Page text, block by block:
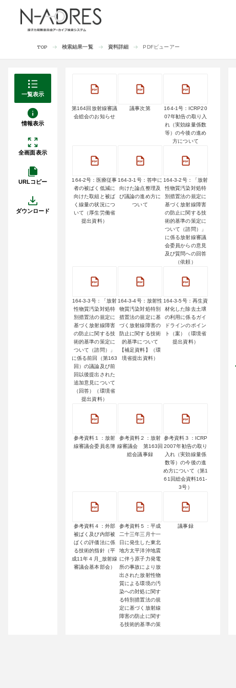
TOP 検索結果一覧 資料詳細 PDFビューアー
一覧表示
情報表示
全画面表示
URLコピー
ダウンロード
第164回放射線審議
会総会のお知らせ
議事次第
164-1号：ICRP20
07年勧告の取り入
れ（実効線量係数
等）の今後の進め
方について
164-2号：医療従事
者の被ばく低減に
向けた取組と被ば
く線量の状況につ
いて（厚生労働省
提出資料）
164-3-1号：答申に
向けた論点整理及
び議論の進め方に
ついて
164-3-2号：「放射
性物質汚染対処特
別措置法の規定に
基づく放射線障害
の防止に関する技
術的基準の策定に
ついて（諮問）」
に係る放射線審議
会委員からの意見
及び質問への回答
（依頼）
164-3-3号：「放射
性物質汚染対処特
別措置法の規定に
基づく放射線障害
の防止に関する技
術的基準の策定に
ついて（諮問）」
に係る前回（第163
回）の議論及び前
回以後提出された
追加意見について
（回答）（環境省
提出資料）
164-3-4号：放射性
物質汚染対処特別
措置法の規定に基
づく放射線障害の
防止に関する技術
的基準について
【補足資料】（環
境省提出資料）
164-3-5号：再生資
材化した除去土壌
の利用に係るガイ
ドラインのポイン
ト（案）（環境省
提出資料）
参考資料１：放射
線審議会委員名簿
参考資料２：放射
線審議会 第163回
総会議事録
参考資料３：ICRP
2007年勧告の取り
入れ（実効線量係
数等）の今後の進
め方について（第1
61回総会資料161-
3号）
参考資料４：外部
被ばく及び内部被
ばくの評価法に係
る技術的指針（平
成11年４月_放射線
審議会基本部会）
参考資料５：平成
二十三年三月十一
日に発生した東北
地方太平洋沖地震
に伴う原子力発電
所の事故により放
出された放射性物
質による環境の汚
染への対処に関す
る特別措置法の規
定に基づく放射線
障害の防止に関す
る技術的基準の策
議事録